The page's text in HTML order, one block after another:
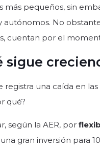
más pequeños, sin
autónomos. No
cuentan por el
sigue
registra una caída en
qué?
según la AER, por
gran inversión para